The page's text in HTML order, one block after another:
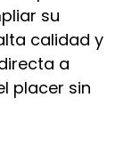
su
calidad y
a
placer sin